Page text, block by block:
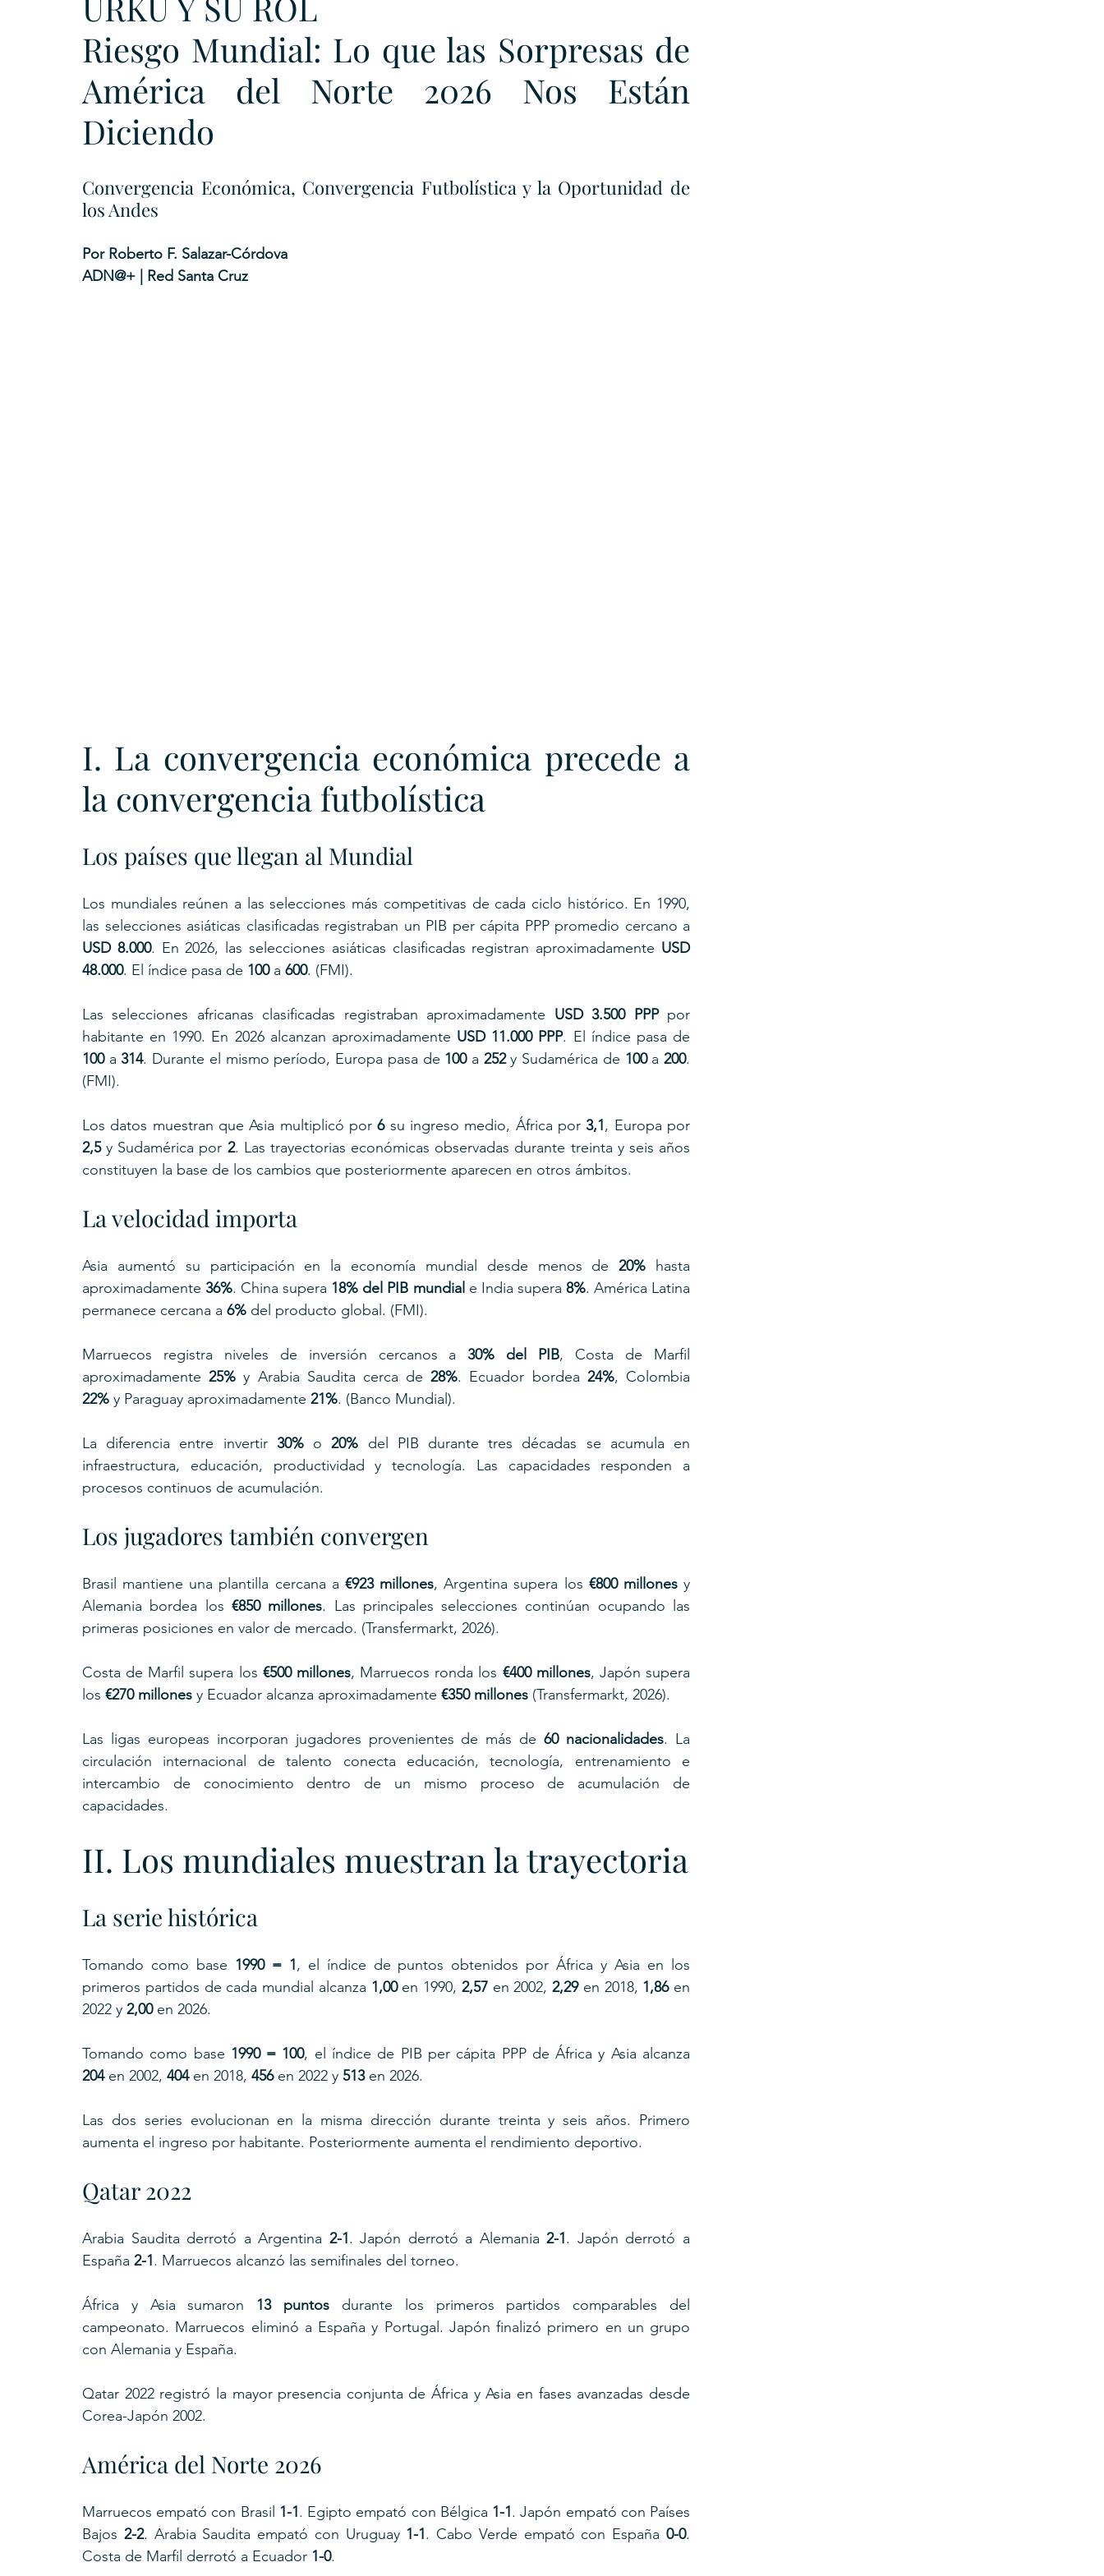
Riesgo Mundial: Lo que las Sorpresas de
América del Norte 2026 Nos Están
Diciendo
Convergencia Económica, Convergencia Futbolística y la Oportunidad de
los Andes
Por Roberto F. Salazar-Córdova
ADN@+ | Red Santa Cruz
I. La convergencia económica precede a
la convergencia futbolística
Los países que llegan al Mundial
Los mundiales reúnen a las selecciones más competitivas de cada ciclo histórico. En 1990,
USD 8.000. En 2026, las selecciones asiáticas clasificadas registran aproximadamente USD
48.000. El índice pasa de 100 a 600. (FMI).
Las selecciones africanas clasificadas registraban aproximadamente USD 3.500 PPP por
habitante en 1990. En 2026 alcanzan aproximadamente USD 11.000 PPP
100 a 314. Durante el mismo período, Europa pasa de 100 a 252 y Sudamérica de 100 a 200.
(FMI).
Los datos muestran que Asia multiplicó por 6 su ingreso medio, África por 3,1
2,5 y Sudamérica por 2. Las trayectorias económicas observadas durante treinta y seis años
constituyen la base de los cambios que posteriormente aparecen en otros ámbitos.
La velocidad importa
Asia aumentó su participación en la economía mundial desde menos de 20% hasta
aproximadamente 36%. China supera 18% del PIB mundial e India supera 8%. América Latina
permanece cercana a 6% del producto global. (FMI).
Marruecos registra niveles de inversión cercanos a 30% del PIB, Costa de Marfil
aproximadamente 25% y Arabia Saudita cerca de 28%. Ecuador bordea 24%
22% y Paraguay aproximadamente 21%. (Banco Mundial).
La diferencia entre invertir 30% o 20% del PIB durante tres décadas se acumula en
infraestructura, educación, productividad y tecnología. Las capacidades responden a
procesos continuos de acumulación.
Los jugadores también convergen
Brasil mantiene una plantilla cercana a €923 millones, Argentina supera los €800 millones y
Alemania bordea los €850 millones. Las principales selecciones continúan ocupando las
primeras posiciones en valor de mercado. (Transfermarkt, 2026).
Costa de Marfil supera los €500 millones, Marruecos ronda los €400 millones, Japón supera
los €270 millones y Ecuador alcanza aproximadamente €350 millones (Transfermarkt, 2026).
Las ligas europeas incorporan jugadores provenientes de más de 60 nacionalidades. La
circulación internacional de talento conecta educación, tecnología, entrenamiento e
intercambio de conocimiento dentro de un mismo proceso de acumulación de
capacidades.
II. Los mundiales muestran la trayectoria
La serie histórica
Tomando como base 1990 = 1, el índice de puntos obtenidos por África y Asia en los
primeros partidos de cada mundial alcanza 1,00 en 1990, 2,57 en 2002, 2,29 en 2018, 1,86 en
2022 y 2,00 en 2026.
Tomando como base 1990 = 100
204 en 2002, 404 en 2018, 456 en 2022 y 513 en 2026.
Las dos series evolucionan en la misma dirección durante treinta y seis años. Primero
aumenta el ingreso por habitante. Posteriormente aumenta el rendimiento deportivo.
Qatar 2022
Arabia Saudita derrotó a Argentina 2-1. Japón derrotó a Alemania 2-1. Japón derrotó a
España 2-1. Marruecos alcanzó las semifinales del torneo.
África y Asia sumaron 13 puntos durante los primeros partidos comparables del
campeonato. Marruecos eliminó a España y Portugal. Japón finalizó primero en un grupo
con Alemania y España.
Qatar 2022 registró la mayor presencia conjunta de África y Asia en fases avanzadas desde
Corea-Japón 2002.
América del Norte 2026
Marruecos empató con Brasil 1-1. Egipto empató con Bélgica 1-1. Japón empató con Países
Bajos 2-2. Arabia Saudita empató con Uruguay 1-1. Cabo Verde empató con España 0-0.
Costa de Marfil derrotó a Ecuador 1-0.